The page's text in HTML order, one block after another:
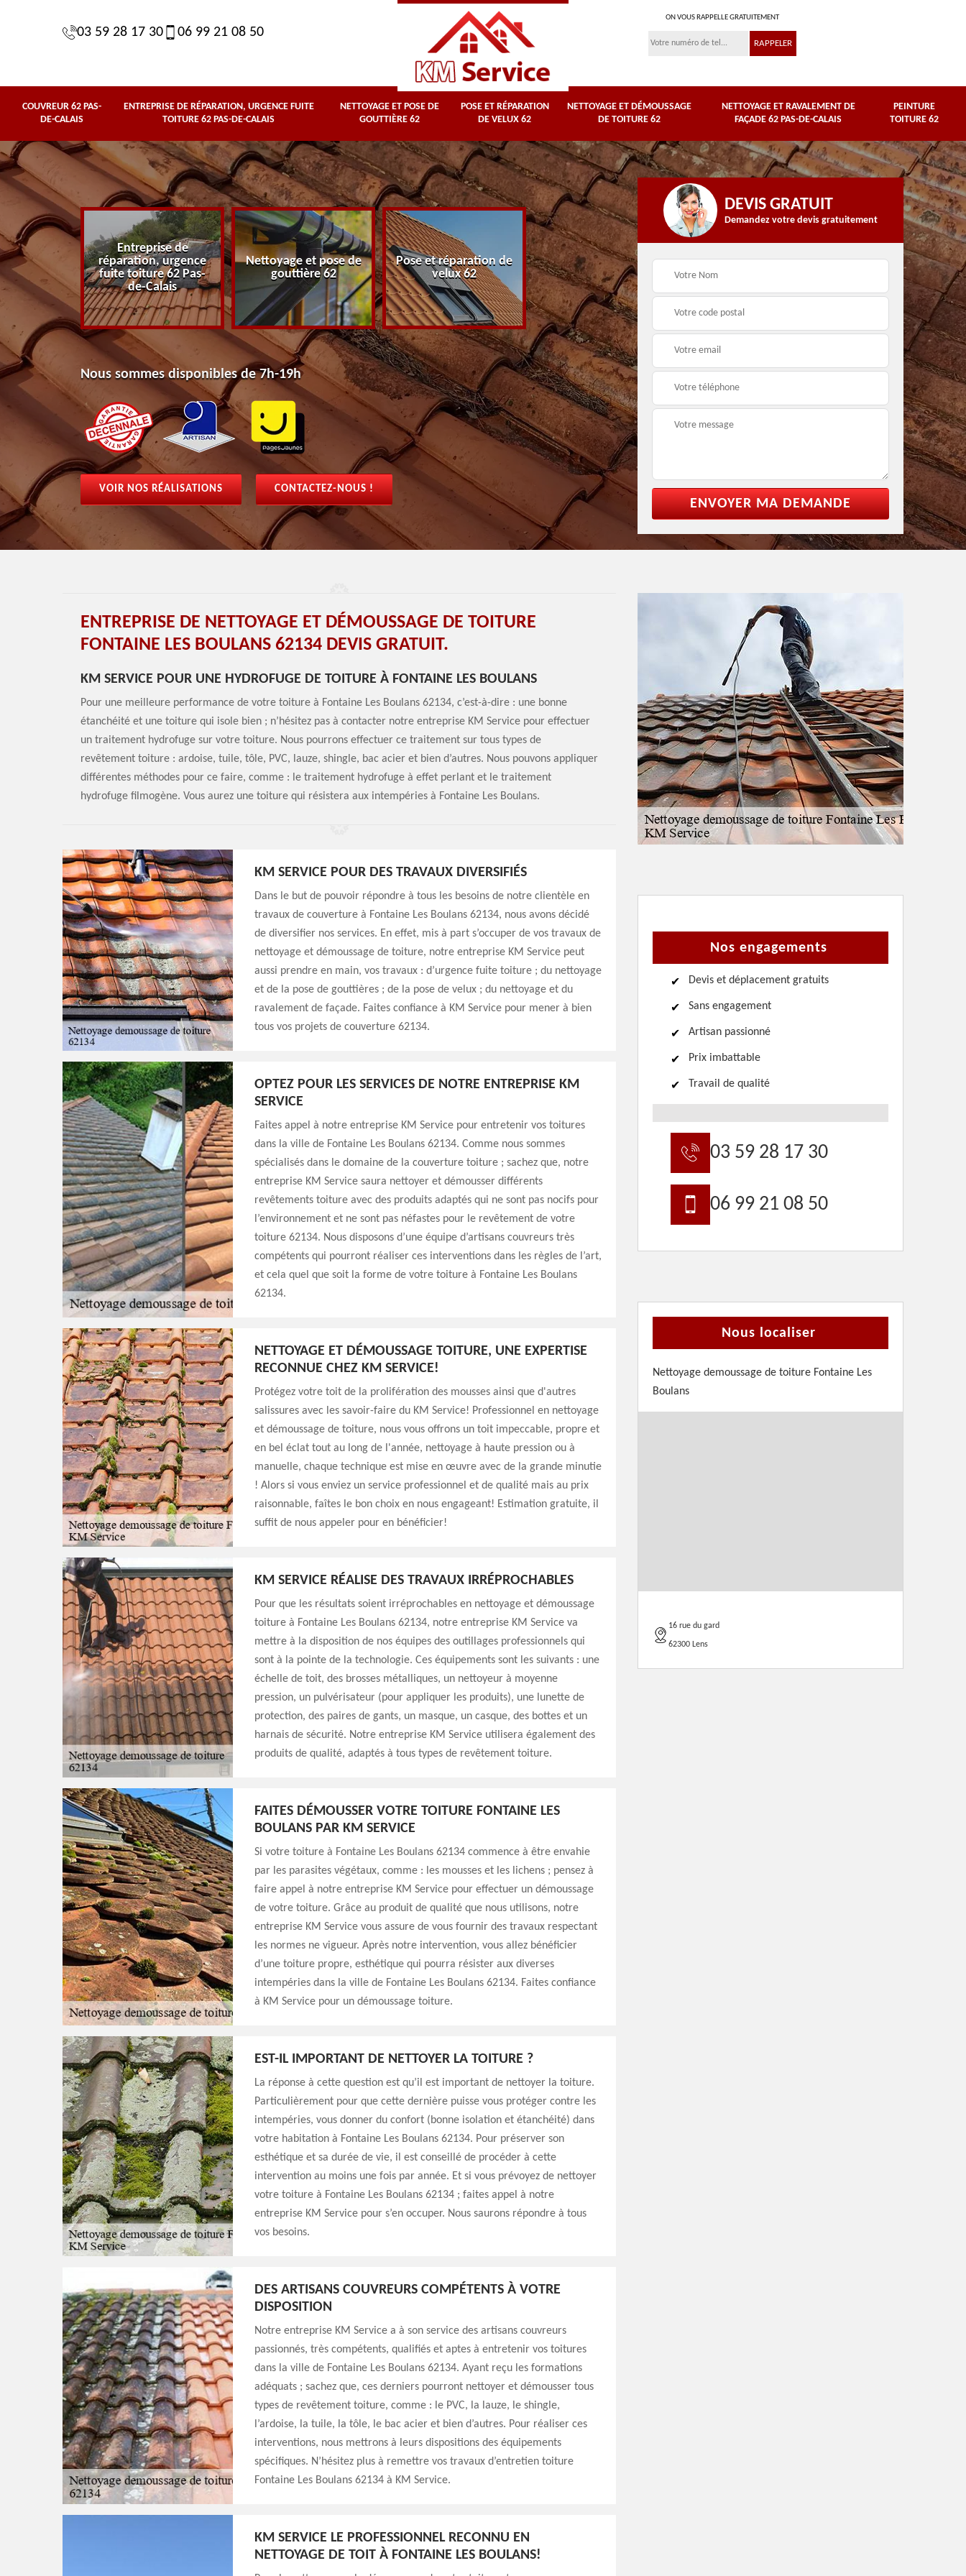
03 59 28 17 30 06 99 21 08 50
ON VOUS RAPPELLE GRATUITEMENT
COUVREUR 62 PAS-
DE-CALAIS
ENTREPRISE DE RÉPARATION, URGENCE FUITE
TOITURE 62 PAS-DE-CALAIS
NETTOYAGE ET POSE DE
GOUTTIÈRE 62
POSE ET RÉPARATION
DE VELUX 62
NETTOYAGE ET DÉMOUSSAGE
DE TOITURE 62
NETTOYAGE ET RAVALEMENT DE
FAÇADE 62 PAS-DE-CALAIS
PEINTURE
TOITURE 62
Pas-de-
Entreprise de
réparation, urgence
fuite toiture 62 Pas-
de-Calais
Nettoyage et pose de
gouttière 62
Pose et réparation de
velux 62
Nettoyage et
démoussage de
toiture 62
62 Pas-de-Calais
Peinture toiture 62
Nous sommes disponibles de 7h-19h
VOIR NOS RÉALISATIONS CONTACTEZ-NOUS !
DEVIS GRATUIT
Demandez votre devis gratuitement
ENTREPRISE DE NETTOYAGE ET DÉMOUSSAGE DE TOITURE
FONTAINE LES BOULANS 62134 DEVIS GRATUIT.
KM SERVICE POUR UNE HYDROFUGE DE TOITURE À FONTAINE LES BOULANS
Pour une meilleure performance de votre toiture à Fontaine Les Boulans 62134, c’est-à-dire : une bonne
étanchéité et une toiture qui isole bien ; n’hésitez pas à contacter notre entreprise KM Service pour effectuer
un traitement hydrofuge sur votre toiture. Nous pourrons effectuer ce traitement sur tous types de
revêtement toiture : ardoise, tuile, tôle, PVC, lauze, shingle, bac acier et bien d’autres. Nous pouvons appliquer
différentes méthodes pour ce faire, comme : le traitement hydrofuge à effet perlant et le traitement
hydrofuge filmogène. Vous aurez une toiture qui résistera aux intempéries à Fontaine Les Boulans.
KM SERVICE POUR DES TRAVAUX DIVERSIFIÉS
Dans le but de pouvoir répondre à tous les besoins de notre clientèle en
travaux de couverture à Fontaine Les Boulans 62134, nous avons décidé
de diversifier nos services. En effet, mis à part s’occuper de vos travaux de
nettoyage et démoussage de toiture, notre entreprise KM Service peut
aussi prendre en main, vos travaux : d’urgence fuite toiture ; du nettoyage
et de la pose de gouttières ; de la pose de velux ; du nettoyage et du
ravalement de façade. Faites confiance à KM Service pour mener à bien
tous vos projets de couverture 62134.
OPTEZ POUR LES SERVICES DE NOTRE ENTREPRISE KM
SERVICE
Faites appel à notre entreprise KM Service pour entretenir vos toitures
dans la ville de Fontaine Les Boulans 62134. Comme nous sommes
spécialisés dans le domaine de la couverture toiture ; sachez que, notre
entreprise KM Service saura nettoyer et démousser différents
revêtements toiture avec des produits adaptés qui ne sont pas nocifs pour
l’environnement et ne sont pas néfastes pour le revêtement de votre
toiture 62134. Nous disposons d’une équipe d’artisans couvreurs très
compétents qui pourront réaliser ces interventions dans les règles de l’art,
et cela quel que soit la forme de votre toiture à Fontaine Les Boulans
62134.
NETTOYAGE ET DÉMOUSSAGE TOITURE, UNE EXPERTISE
RECONNUE CHEZ KM SERVICE!
Protégez votre toit de la prolifération des mousses ainsi que d'autres
salissures avec les savoir-faire du KM Service! Professionnel en nettoyage
et démoussage de toiture, nous vous offrons un toit impeccable, propre et
en bel éclat tout au long de l'année, nettoyage à haute pression ou à
manuelle, chaque technique est mise en œuvre avec de la grande minutie
! Alors si vous enviez un service professionnel et de qualité mais au prix
raisonnable, faîtes le bon choix en nous engageant! Estimation gratuite, il
suffit de nous appeler pour en bénéficier!
KM SERVICE RÉALISE DES TRAVAUX IRRÉPROCHABLES
Pour que les résultats soient irréprochables en nettoyage et démoussage
toiture à Fontaine Les Boulans 62134, notre entreprise KM Service va
mettre à la disposition de nos équipes des outillages professionnels qui
sont à la pointe de la technologie. Ces équipements sont les suivants : une
échelle de toit, des brosses métalliques, un nettoyeur à moyenne
pression, un pulvérisateur (pour appliquer les produits), une lunette de
protection, des paires de gants, un masque, un casque, des bottes et un
harnais de sécurité. Notre entreprise KM Service utilisera également des
produits de qualité, adaptés à tous types de revêtement toiture.
FAITES DÉMOUSSER VOTRE TOITURE FONTAINE LES
BOULANS PAR KM SERVICE
Si votre toiture à Fontaine Les Boulans 62134 commence à être envahie
par les parasites végétaux, comme : les mousses et les lichens ; pensez à
faire appel à notre entreprise KM Service pour effectuer un démoussage
de votre toiture. Grâce au produit de qualité que nous utilisons, notre
entreprise KM Service vous assure de vous fournir des travaux respectant
les normes ne vigueur. Après notre intervention, vous allez bénéficier
d’une toiture propre, esthétique qui pourra résister aux diverses
intempéries dans la ville de Fontaine Les Boulans 62134. Faites confiance
à KM Service pour un démoussage toiture.
EST-IL IMPORTANT DE NETTOYER LA TOITURE ?
La réponse à cette question est qu’il est important de nettoyer la toiture.
Particulièrement pour que cette dernière puisse vous protéger contre les
intempéries, vous donner du confort (bonne isolation et étanchéité) dans
votre habitation à Fontaine Les Boulans 62134. Pour préserver son
esthétique et sa durée de vie, il est conseillé de procéder à cette
intervention au moins une fois par année. Et si vous prévoyez de nettoyer
votre toiture à Fontaine Les Boulans 62134 ; faites appel à notre
entreprise KM Service pour s’en occuper. Nous saurons répondre à tous
vos besoins.
DES ARTISANS COUVREURS COMPÉTENTS À VOTRE
DISPOSITION
Notre entreprise KM Service a à son service des artisans couvreurs
passionnés, très compétents, qualifiés et aptes à entretenir vos toitures
dans la ville de Fontaine Les Boulans 62134. Ayant reçu les formations
adéquats ; sachez que, ces derniers pourront nettoyer et démousser tous
types de revêtement toiture, comme : le PVC, la lauze, le shingle,
l’ardoise, la tuile, la tôle, le bac acier et bien d’autres. Pour réaliser ces
interventions, nous mettrons à leurs dispositions des équipements
spécifiques. N’hésitez plus à remettre vos travaux d’entretien toiture
Fontaine Les Boulans 62134 à KM Service.
KM SERVICE LE PROFESSIONNEL RECONNU EN
NETTOYAGE DE TOIT À FONTAINE LES BOULANS!
Nos engagements
Devis et déplacement gratuits
Sans engagement
Artisan passionné
Prix imbattable
Travail de qualité
03 59 28 17 30
06 99 21 08 50
Nous localiser
Nettoyage demoussage de toiture Fontaine Les
Boulans
16 rue du gard
62300 Lens